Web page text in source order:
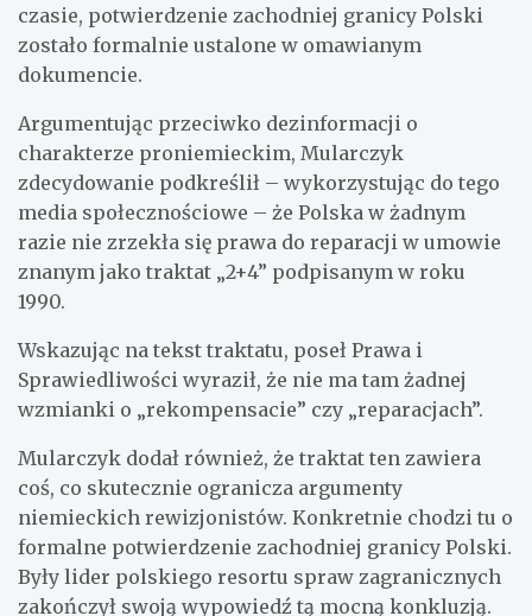
czasie, potwierdzenie zachodniej granicy Polski
zostało formalnie ustalone w omawianym
dokumencie.
Argumentując przeciwko dezinformacji o
charakterze proniemieckim, Mularczyk
zdecydowanie podkreślił – wykorzystując do tego
media społecznościowe – że Polska w żadnym
razie nie zrzekła się prawa do reparacji w umowie
znanym jako traktat „2+4” podpisanym w roku
1990.
Wskazując na tekst traktatu, poseł Prawa i
Sprawiedliwości wyraził, że nie ma tam żadnej
wzmianki o „rekompensacie” czy „reparacjach”.
Mularczyk dodał również, że traktat ten zawiera
coś, co skutecznie ogranicza argumenty
niemieckich rewizjonistów. Konkretnie chodzi tu o
formalne potwierdzenie zachodniej granicy Polski.
Były lider polskiego resortu spraw zagranicznych
zakończył swoją wypowiedź tą mocną konkluzją.